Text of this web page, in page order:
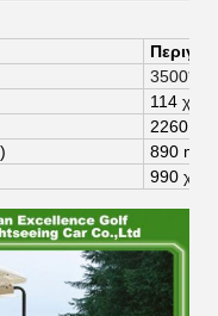
114
2260
890 mm
990